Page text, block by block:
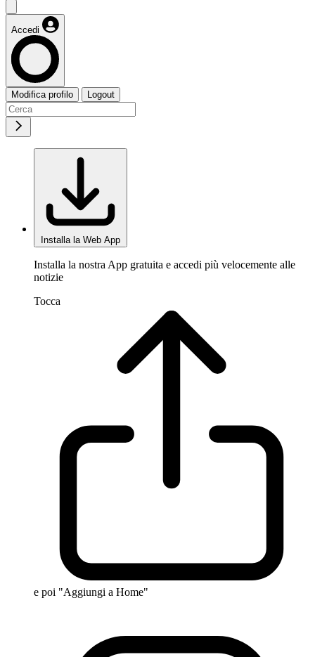
Accedi
Modifica profilo Logout
Installa la Web App
Installa la nostra App gratuita e accedi più velocemente alle
notizie
Tocca
e poi "Aggiungi a Home"